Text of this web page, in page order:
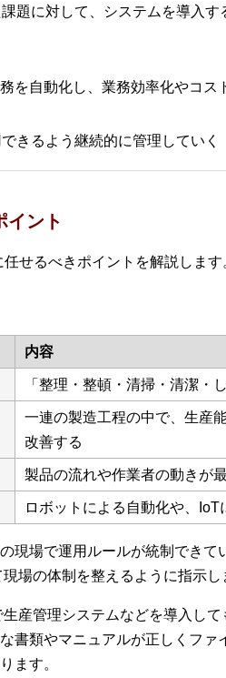
題に対して、システムを導入
を自動化し、業務効率化やコス
きるよう継続的に管理していく
イント
せるべきポイントを解説します
内容
「整理・整頓・清掃・清潔・
一連の製造工程の中で、生産
改善する
製品の流れや作業者の動きが
ロボットによる自動化や、
現場で運用ルールが統制でき
場の体制を整えるように指示し
産管理システムなどを導入し
書類やマニュアルが正しくフ
ます。